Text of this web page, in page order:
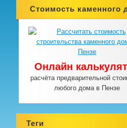
Стоимость каменного
Онлайн
расчёта предварительной
любого дома в Пензе
Теги